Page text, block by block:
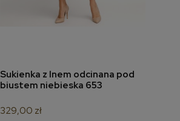
dodaj do koszyka
Sukienka z lnem odcinana pod
biustem niebieska 653
329,00 zł